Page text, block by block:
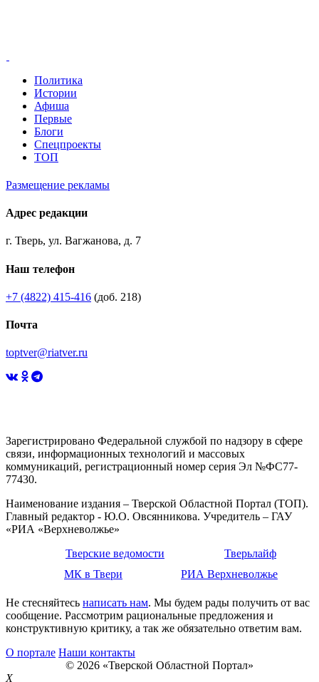
Политика
Истории
Афиша
Первые
Блоги
Спецпроекты
ТОП
Размещение рекламы
Адрес редакции
г. Тверь, ул. Вагжанова, д. 7
Наш телефон
+7 (4822) 415-416 (доб. 218)
Почта
toptver@riatver.ru
Зарегистрировано Федеральной службой по надзору в сфере
связи, информационных технологий и массовых
коммуникаций, регистрационный номер серия Эл №ФС77-
77430.
Наименование издания – Тверской Областной Портал (ТОП).
Главный редактор - Ю.О. Овсянникова. Учредитель – ГАУ
«РИА «Верхневолжье»
Тверские ведомости
Тверьлайф
МК в Твери
РИА Верхневолжье
Не стесняйтесь написать нам. Мы будем рады получить от вас
сообщение. Рассмотрим рациональные предложения и
конструктивную критику, а так же обязательно ответим вам.
О портале Наши контакты
© 2026 «Тверской Областной Портал»
X